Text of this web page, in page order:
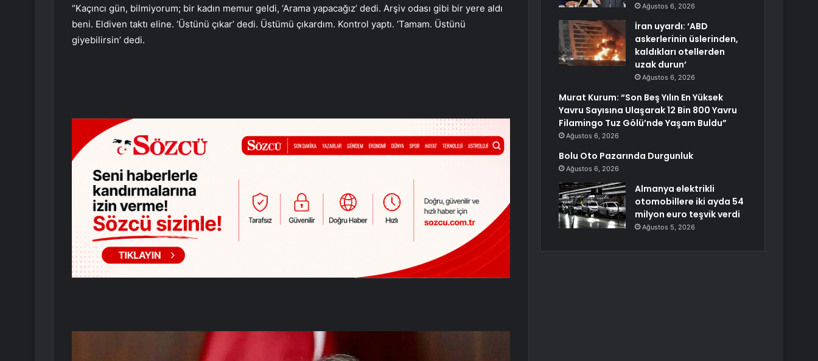
“Kaçıncı gün, bilmiyorum; bir kadın memur geldi, ‘Arama yapacağız’ dedi. Arşiv odası gibi bir yere aldı
beni. Eldiven taktı eline. ‘Üstünü çıkar’ dedi. Üstümü çıkardım. Kontrol yaptı. ‘Tamam. Üstünü
giyebilirsin’ dedi.
Ağustos 6, 2026
İran uyardı: ‘ABD
askerlerinin üslerinden,
kaldıkları otellerden
uzak durun’
Ağustos 6, 2026
Murat Kurum: “Son Beş Yılın En Yüksek
Yavru Sayısına Ulaşarak 12 Bin 800 Yavru
Filamingo Tuz Gölü’nde Yaşam Buldu”
Ağustos 6, 2026
Bolu Oto Pazarında Durgunluk
Ağustos 6, 2026
Almanya elektrikli
otomobillere iki ayda 54
milyon euro teşvik verdi
Ağustos 5, 2026